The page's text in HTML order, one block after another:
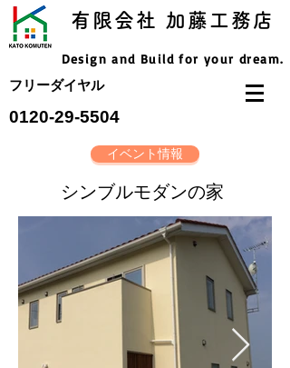
有限会社 加藤工務店
Design and Build for your dream.
フリーダイヤル
​0120-29-5504
イベント情報
​シンブルモダンの家